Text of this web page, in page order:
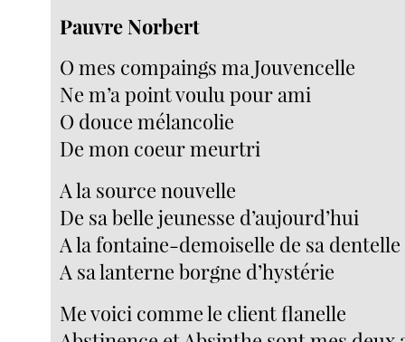
Pauvre Norbert
O mes compaings ma Jouvencelle
Ne m’a point voulu pour ami
O douce mélancolie
De mon coeur meurtri
A la source nouvelle
De sa belle jeunesse d’aujourd’hui
A la fontaine-demoiselle de sa dentelle
A sa lanterne borgne d’hystérie
Me voici comme le client flanelle